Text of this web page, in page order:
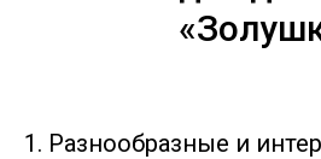
1. Разнообразные и